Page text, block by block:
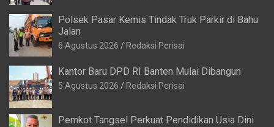
Polsek Pasar Kemis Tindak Truk Parkir di Bahu
Jalan
6 Agustus 2026 Redaksi Perisai
Kantor Baru DPD RI Banten Mulai Dibangun
5 Agustus 2026 Redaksi Perisai
Pemkot Tangsel Perkuat Pendidikan Usia Dini